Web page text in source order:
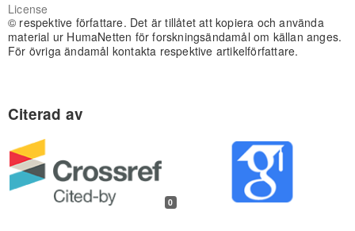
License
© respektive författare. Det är tillåtet att kopiera och använda
material ur HumaNetten för forskningsändamål om källan anges.
För övriga ändamål kontakta respektive artikelförfattare.
0